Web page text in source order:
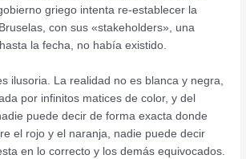
griego intenta re-establecer la
con sus «stakeholders», una
la fecha, no había existido.
ilusoria. La realidad no es blanca y negra,
por infinitos matices de color, y del
puede decir de forma exacta donde
el rojo y el naranja, nadie puede decir
en lo correcto y los demás equivocados.